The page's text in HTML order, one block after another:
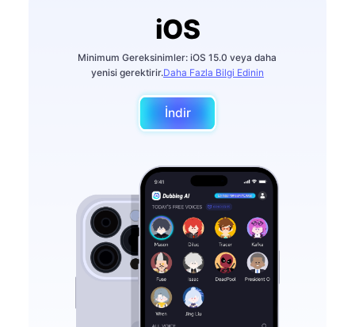
iOS
Minimum Gereksinimler: iOS 15.0 veya daha
yenisi gerektirir.Daha Fazla Bilgi Edinin
İndir